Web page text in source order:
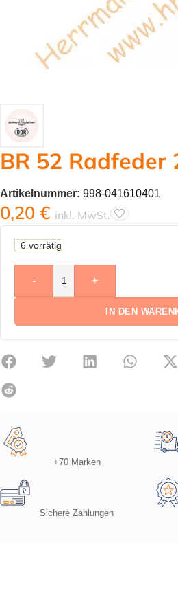
BR 52 Radfeder
Artikelnummer: 998-041610401
0,20 € inkl. MwSt.
6 vorrätig
- +
IN DEN
+70 Marken
Sichere Zahlungen